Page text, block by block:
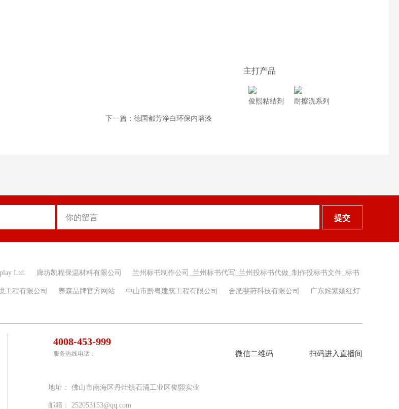
下一篇：德国都芳净白环保内墙漆
主打产品
俊熙粘结剂 耐擦洗系列
提交
Ltd. 廊坊凯程保温材料有限公司 兰州标书制作公司_兰州标书代写_兰州投标书代做_制作投标书文件_标书
工程有限公司 养森品牌官方网站 中山市黔粤建筑工程有限公司 合肥斐莳科技有限公司 广东姹紫嫣红灯
4008-453-999
服务热线电话：
地址： 佛山市南海区丹灶镇石涌工业区俊熙实业
邮箱： 252053153@qq.com
微信二维码 扫码进入直播间